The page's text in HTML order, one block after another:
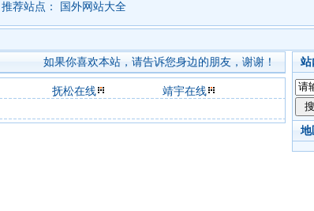
推荐站点： 国外网站大全
站
地
如果你喜欢本站，请告诉您身边的朋友，谢谢！
抚松在线
靖宇在线